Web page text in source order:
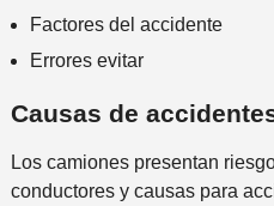
Factores del accidente
Errores evitar
Causas de
Los camiones presentan
conductores y causas para